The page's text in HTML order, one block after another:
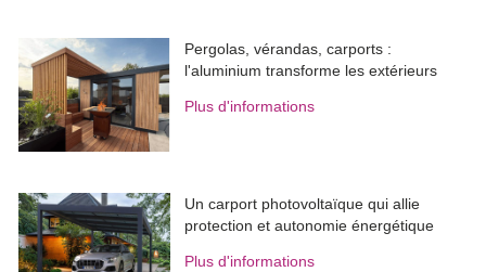
Pergolas, vérandas, carports :
l'aluminium transforme les extérieurs
Plus d'informations
Un carport photovoltaïque qui allie
protection et autonomie énergétique
Plus d'informations